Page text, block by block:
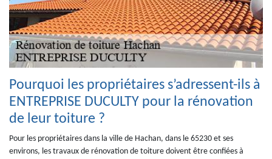
Pourquoi les propriétaires s’adressent-ils à
ENTREPRISE DUCULTY pour la rénovation
de leur toiture ?
Pour les propriétaires dans la ville de Hachan, dans le 65230 et ses
environs, les travaux de rénovation de toiture doivent être confiées à